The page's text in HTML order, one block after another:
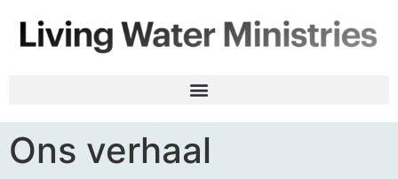
Ons verhaal